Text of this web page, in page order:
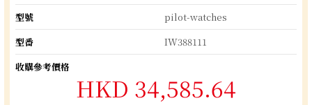
型號
pilot-watches
型番
IW388111
收購參考價格
HKD 34,585.64